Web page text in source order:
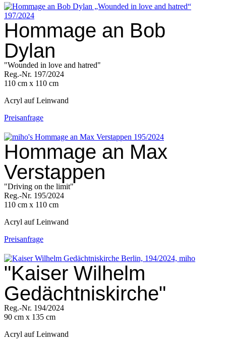
Hommage an Bob
Dylan
"Wounded in love and hatred"
Reg.-Nr. 197/2024
110 cm x 110 cm
Acryl auf Leinwand
Preisanfrage
Hommage an Max
Verstappen
"Driving on the limit"
Reg.-Nr. 195/2024
110 cm x 110 cm
Acryl auf Leinwand
Preisanfrage
"Kaiser Wilhelm
Gedächtniskirche"
Reg.-Nr. 194/2024
90 cm x 135 cm
Acryl auf Leinwand